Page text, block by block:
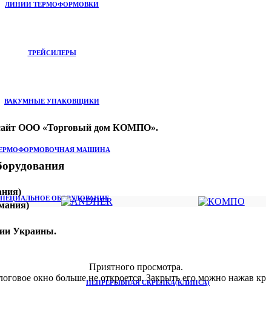
ЛИНИИ ТЕРМОФОРМОВКИ
ТРЕЙСИЛЕРЫ
ВАКУМНЫЕ УПАКОВЩИКИ
МАШИНА
ОБОРУДОВАНИЕ
НЕПРЕРЫВНАЯ СКРЕПКА(КЛИПСА)
сайт ООО «Торговый дом КОМПО».
Украины.
Приятного просмотра.
окно больше не откроется. Закрыть его можно нажав